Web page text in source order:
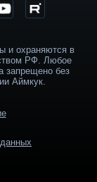
и охраняются в
РФ. Любое
запрещено без
Аймкук.